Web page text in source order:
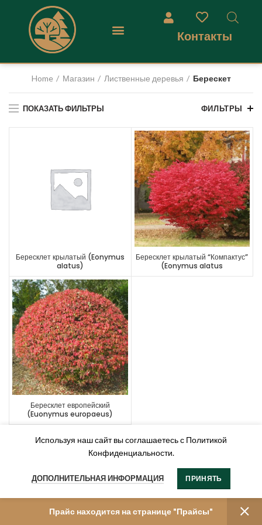
Контакты
Home Магазин Лиственные деревья Берескет
ПОКАЗАТЬ ФИЛЬТРЫ ФИЛЬТРЫ
Бересклет крылатый (Eonymus
alatus)
Бересклет крылатый “Компактус”
(Eonymus alatus
“Compactus”)
Бересклет европейский
(Euonymus europaeus)
Прайс находится на странице "Прайсы"
Используя наш сайт вы соглашаетесь с Политикой
Конфиденциальности.
ДОПОЛНИТЕЛЬНАЯ ИНФОРМАЦИЯ ПРИНЯТЬ